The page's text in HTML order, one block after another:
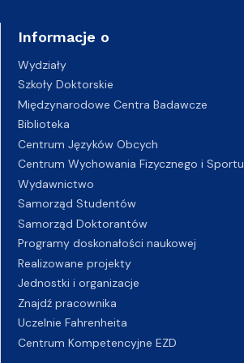
Informacje o
Wydziały
Szkoły Doktorskie
Międzynarodowe Centra Badawcze
Biblioteka
Centrum Języków Obcych
Centrum Wychowania Fizycznego i Sportu
Wydawnictwo
Samorząd Studentów
Samorząd Doktorantów
Programy doskonałości naukowej
Realizowane projekty
Jednostki i organizacje
Znajdź pracownika
Uczelnie Fahrenheita
Centrum Kompetencyjne EZD